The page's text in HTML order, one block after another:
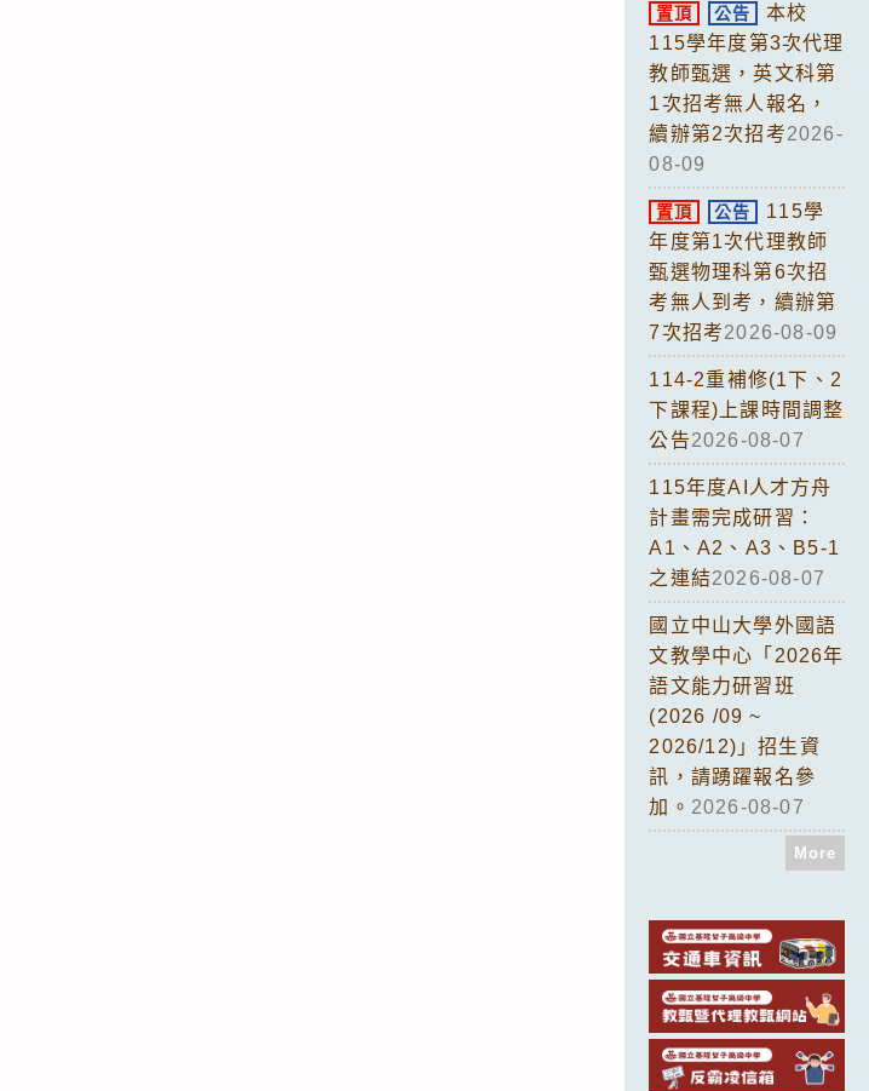
置頂 公告
本校
115學年度第3次代理
教師甄選，英文科第
1次招考無人報名，
續辦第2次招考2026-
08-09
置頂 公告
115學
年度第1次代理教師
甄選物理科第6次招
考無人到考，續辦第
7次招考2026-08-09
114-2重補修(1下、2
下課程)上課時間調整
公告2026-08-07
115年度AI人才方舟
計畫需完成研習：
A1、A2、A3、B5-1
之連結2026-08-07
國立中山大學外國語
文教學中心「2026年
語文能力研習班
(2026 /09 ~
2026/12)」招生資
訊，請踴躍報名參
加。 2026-08-07
More